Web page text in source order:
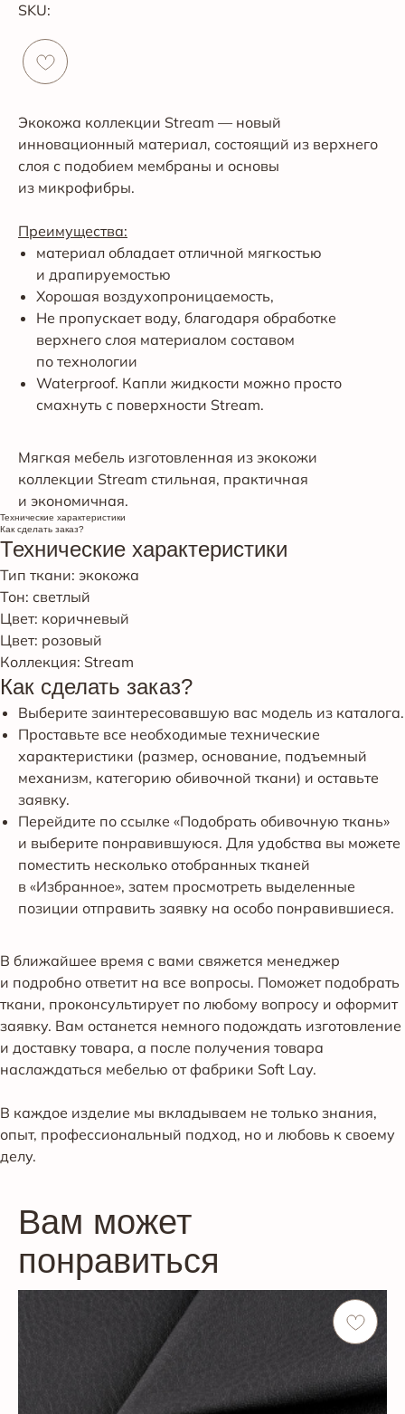
SKU:
Экокожа коллекции Stream — новый
инновационный материал, состоящий из верхнего
слоя с подобием мембраны и основы
из микрофибры.
Преимущества:
материал обладает отличной мягкостью
и драпируемостью
Хорошая воздухопроницаемость,
Не пропускает воду, благодаря обработке
верхнего слоя материалом составом
по технологии
Waterproof. Капли жидкости можно просто
смахнуть с поверхности Stream.
Мягкая мебель изготовленная из экокожи
коллекции Stream стильная, практичная
и экономичная.
Технические характеристики
Как сделать заказ?
Технические характеристики
Тип ткани: экокожа
Тон: светлый
Цвет: коричневый
Цвет: розовый
Коллекция: Stream
Как сделать заказ?
Выберите заинтересовавшую вас модель из каталога.
Проставьте все необходимые технические
характеристики (размер, основание, подъемный
механизм, категорию обивочной ткани) и оставьте
заявку.
Перейдите по ссылке «Подобрать обивочную ткань»
и выберите понравившуюся. Для удобства вы можете
поместить несколько отобранных тканей
в «Избранное», затем просмотреть выделенные
позиции отправить заявку на особо понравившиеся.
В ближайшее время с вами свяжется менеджер
и подробно ответит на все вопросы. Поможет подобрать
ткани, проконсультирует по любому вопросу и оформит
заявку. Вам останется немного подождать изготовление
и доставку товара, а после получения товара
наслаждаться мебелью от фабрики Soft Lay.
В каждое изделие мы вкладываем не только знания,
опыт, профессиональный подход, но и любовь к своему
делу.
Вам может
понравиться